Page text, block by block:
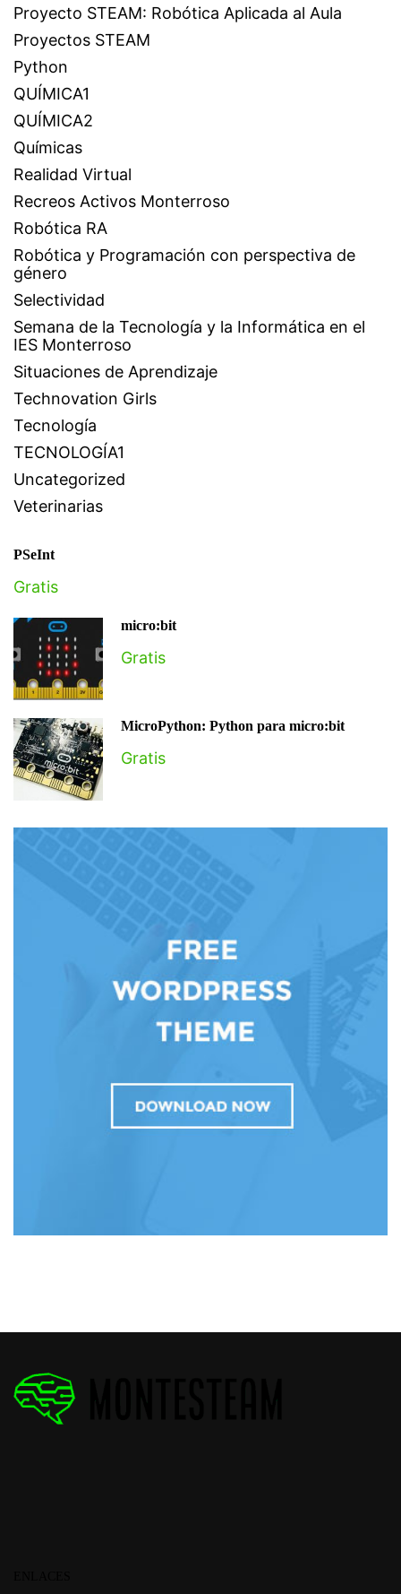
Proyecto STEAM: Robótica Aplicada al Aula
Proyectos STEAM
Python
QUÍMICA1
QUÍMICA2
Químicas
Realidad Virtual
Recreos Activos Monterroso
Robótica RA
Robótica y Programación con perspectiva de
género
Selectividad
Semana de la Tecnología y la Informática en el
IES Monterroso
Situaciones de Aprendizaje
Technovation Girls
Tecnología
TECNOLOGÍA1
Uncategorized
Veterinarias
PSeInt
Gratis
micro:bit
Gratis
MicroPython: Python para micro:bit
Gratis